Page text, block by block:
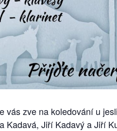
vás zve na koledování u
Kadavá, Jiří Kadavý a Jiří